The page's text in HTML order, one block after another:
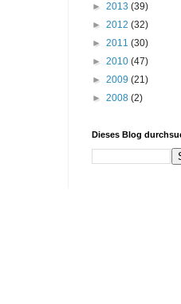
► 2013 (39)
► 2012 (32)
► 2011 (30)
► 2010 (47)
► 2009 (21)
► 2008 (2)
Dieses Blog